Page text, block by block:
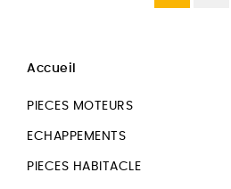
Accueil
PIECES MOTEURS
ECHAPPEMENTS
PIECES HABITACLE